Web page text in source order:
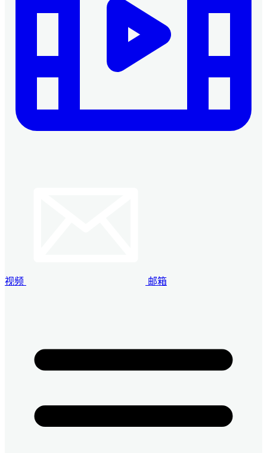
视频 邮箱